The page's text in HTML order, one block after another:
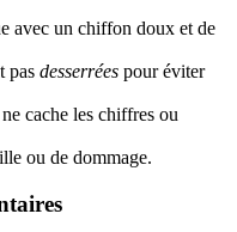
avec un chiffon doux et de
pas desserrées pour éviter
cache les chiffres ou
ou de dommage.